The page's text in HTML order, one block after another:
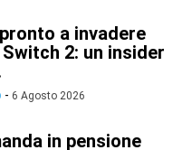
a invadere
2: un insider
- 6 Agosto 2026
in pensione